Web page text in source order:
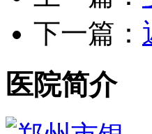
下一篇：
医院简介